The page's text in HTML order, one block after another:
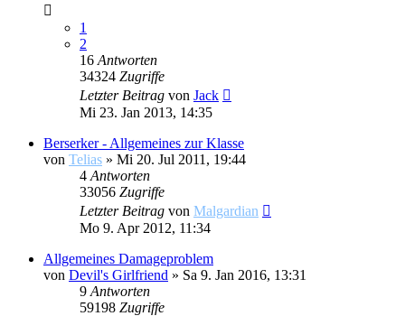
1
2
16 Antworten
34324 Zugriffe
Letzter Beitrag von Jack
Mi 23. Jan 2013, 14:35
Berserker - Allgemeines zur Klasse
von Telias » Mi 20. Jul 2011, 19:44
4 Antworten
33056 Zugriffe
Letzter Beitrag von Malgardian
Mo 9. Apr 2012, 11:34
Allgemeines Damageproblem
von Devil's Girlfriend » Sa 9. Jan 2016, 13:31
9 Antworten
59198 Zugriffe